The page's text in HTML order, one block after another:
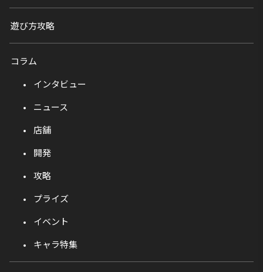
遊び方攻略
コラム
インタビュー
ニュース
店舗
開発
攻略
プライズ
イベント
キャラ特集